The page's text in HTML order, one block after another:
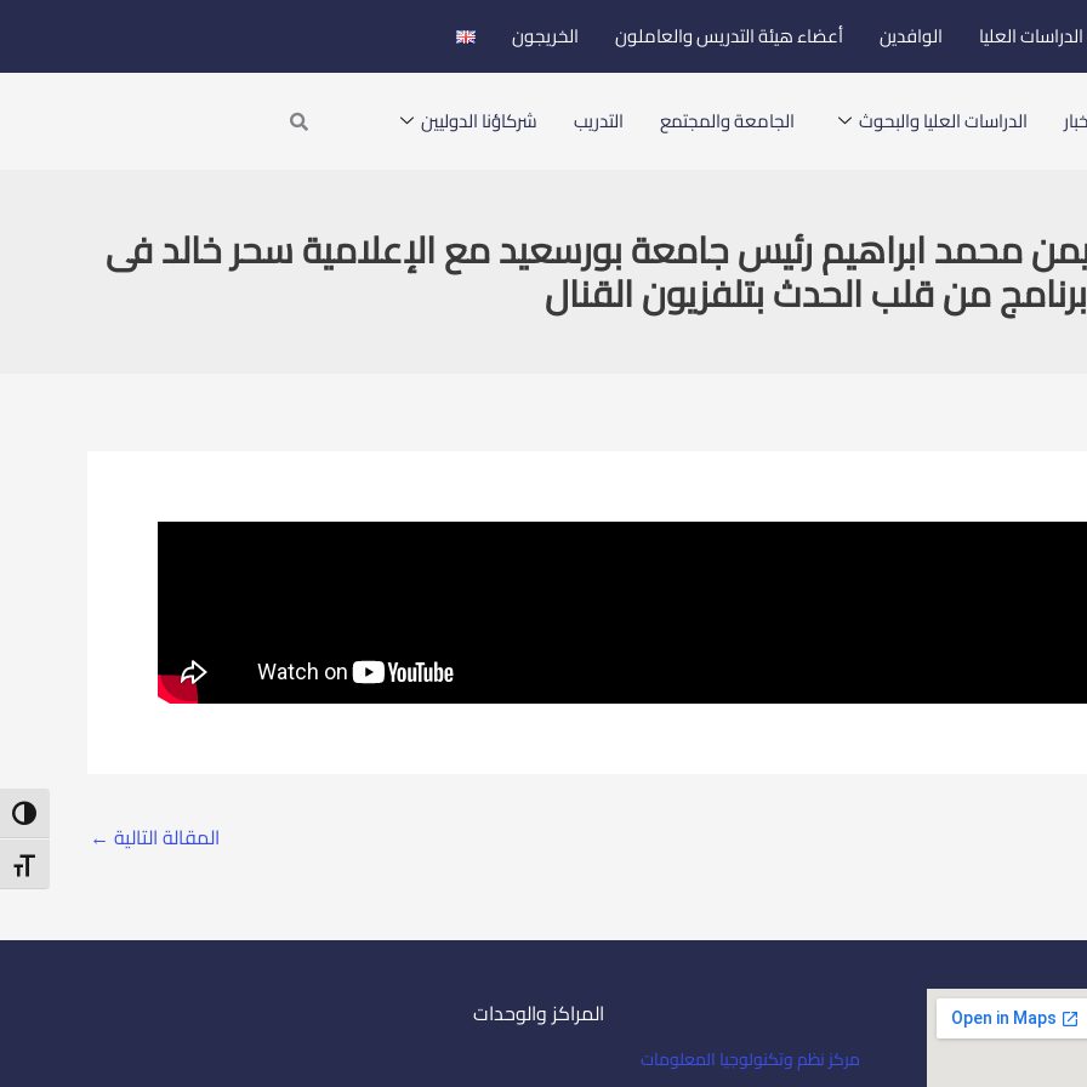
العليا الوافدين أعضاء هيئة التدريس والعاملون الخريجون
الدراسات العليا والبحوث الجامعة والمجتمع التدريب شركاؤنا الدوليين Search
محمد ابراهيم رئيس جامعة بورسعيد مع الإعلامية سحر خالد فى
برنامج من قلب الحدث بتلفزيون القنال
المقالة التالية ←
المراكز والوحدات
مركز نظم وتكنولوجيا المعلومات